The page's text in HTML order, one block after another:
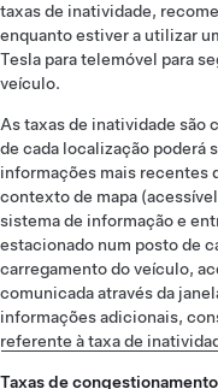
taxas de inatividade,
enquanto estiver a utilizar
Tesla para telemóvel para
veículo.
As taxas de inatividade são
de cada localização poderá
informações mais recentes
contexto de mapa
sistema de informação e
estacionado num posto de
carregamento do veículo,
comunicada através da
informações adicionais,
referente à taxa de
Taxas de